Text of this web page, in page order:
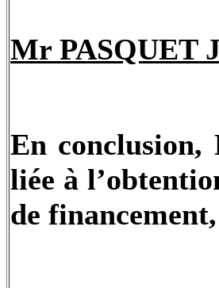
Mr PASQUET
En
liée à
de